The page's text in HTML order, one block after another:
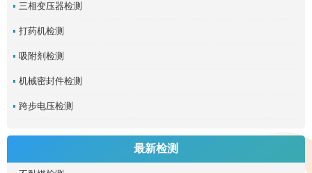
三相变压器检测
打药机检测
吸附剂检测
机械密封件检测
跨步电压检测
最新检测